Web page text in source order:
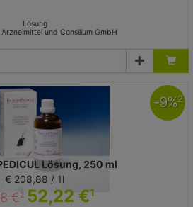
Lösung
und Consilium GmbH
Lösung, 250 ml
€ 208,88 / 1l
€2 52,22 €1
-9%2